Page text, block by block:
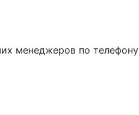
менеджеров по телефону